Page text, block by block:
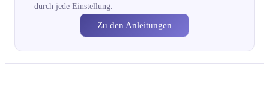
durch jede Einstellung.
Zu den Anleitungen